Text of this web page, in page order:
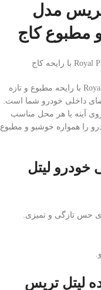
تریس مدل
مدل Royal Pine با رایحه مطبوع و تازه
داخلی خودرو شما است.
آینه یا هر محل مناسب
را همواره خوشبو و مطبوع
خودرو لیتل
حس تازگی و تمیزی.
لیتل تریس